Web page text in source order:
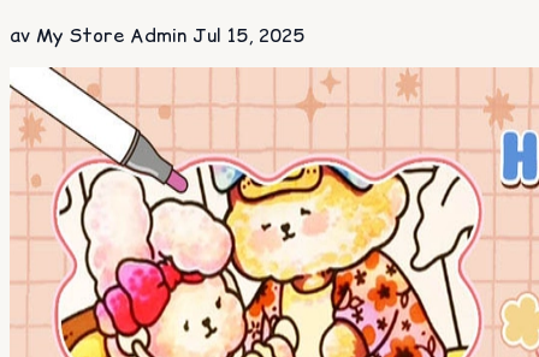
av My Store Admin Jul 15, 2025